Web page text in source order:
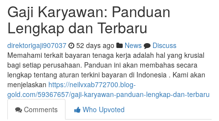
Gaji Karyawan: Panduan
Lengkap dan Terbaru
direktorigaji907037 52 days ago News
Discuss
Memahami terkait bayaran tenaga kerja adalah hal yang krusial
bagi setiap perusahaan. Panduan ini akan membahas secara
lengkap tentang aturan terkini bayaran di Indonesia . Kami akan
menjelaskan https://neilvxab772700.blog-
gold.com/59367657/gaji-karyawan-panduan-lengkap-dan-terbaru
Comments
Who Upvoted